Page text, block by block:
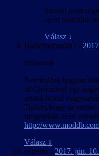
Szóval most
azért ránézünk
Válasz ↓
Battlehymns987 -
Sziasztok
Nemtudom hogyan
of Chernobyl egy
ártana hozzá
Tudom,hogy az ember
magyarítás azért
http://
Válasz ↓
experto - 2017. jún.